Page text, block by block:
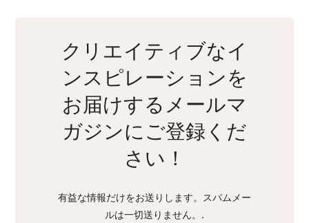
クリエイティブなイ
ンスピレーションを
お届けするメールマ
ガジンにご登録くだ
さい！
有益な情報だけをお送りします。スパムメー
ルは一切送りません。.